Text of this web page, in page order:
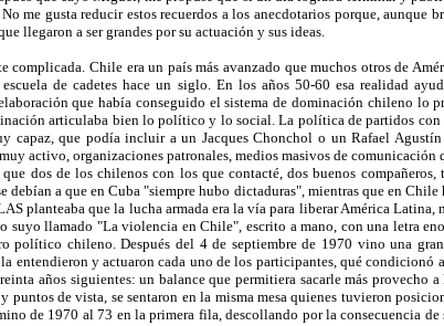
me gusta reducir estos recuerdos a los anecdotarios porque, aunque
llegaron a ser grandes por su actuación y sus ideas.
complicada. Chile era un país más avanzado que muchos otros de
de cadetes hace un siglo. En los años 50-60 esa realidad
que había conseguido el sistema de dominación chileno lo
articulaba bien lo político y lo social. La política de partidos
capaz, que podía incluir a un Jacques Chonchol o un Rafael
activo, organizaciones patronales, medios masivos de
dos de los chilenos con los que contacté, dos buenos
debían a que en Cuba "siempre hubo dictaduras", mientras que en
planteaba que la lucha armada era la vía para liberar América
suyo llamado "La violencia en Chile", escrito a mano, con una letra
político chileno. Después del 4 de septiembre de 1970 vino una
entendieron y actuaron cada uno de los participantes, qué
años siguientes: un balance que permitiera sacarle más provecho
puntos de vista, se sentaron en la misma mesa quienes tuvieron
de 1970 al 73 en la primera fila, descollando por la consecuencia